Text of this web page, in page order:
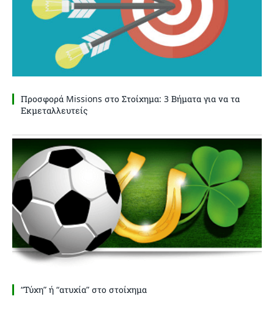
Προσφορά Missions στο Στοίχημα: 3 Βήματα για να τα
Εκμεταλλευτείς
“Τύχη” ή “ατυχία” στο στοίχημα